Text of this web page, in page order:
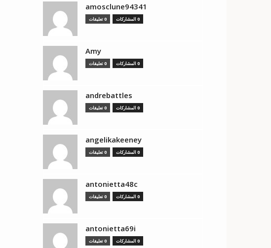
amosclune94341
0 المشاركات 0 تعليقات
Amy
0 المشاركات 0 تعليقات
andrebattles
0 المشاركات 0 تعليقات
angelikakeeney
0 المشاركات 0 تعليقات
antonietta48c
0 المشاركات 0 تعليقات
antonietta69i
0 المشاركات 0 تعليقات